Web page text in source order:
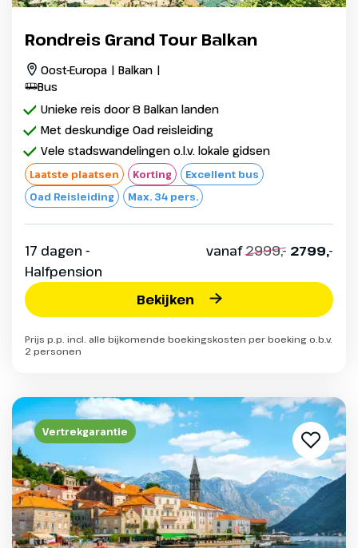
Rondreis Grand Tour Balkan
Oost-Europa | Balkan |
Bus
Unieke reis door 8 Balkan landen
Met deskundige Oad reisleiding
Vele stadswandelingen o.l.v. lokale gidsen
Laatste plaatsen Korting
Excellent bus
Oad Reisleiding
Max. 34 pers.
17 dagen -
Halfpension
vanaf2999,- 2799,-
Bekijken
Prijs p.p. incl. alle bijkomende boekingskosten per boeking o.b.v.
2 personen
Vertrekgarantie